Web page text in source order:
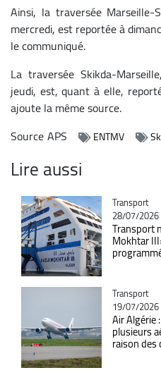
Ainsi, la traversée
mercredi, est reportée à
le communiqué.
La traversée Skikda-
jeudi, est, quant à elle,
ajoute la même source.
SourceAPS ENTMV
Lire aussi
Catégorie
Transport
28/07/
Transport
Mokhtar
Catégorie
Transport
19/07/
Air
plusieurs
raison